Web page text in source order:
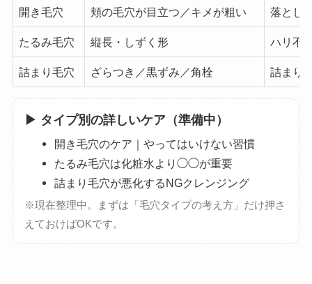
開き毛穴 頬の毛穴が目立つ／キメが粗い 落とし
たるみ毛穴 縦長・しずく形 ハリ不
詰まり毛穴 ざらつき／黒ずみ／角栓 詰まり
▶ タイプ別の詳しいケア（準備中）
開き毛穴のケア｜やってはいけない習慣
たるみ毛穴は化粧水より◯◯が重要
詰まり毛穴が悪化するNGクレンジング
※現在整理中。まずは「毛穴タイプの考え方」だけ押さ
えておけばOKです。